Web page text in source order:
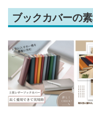
ブックカバーの